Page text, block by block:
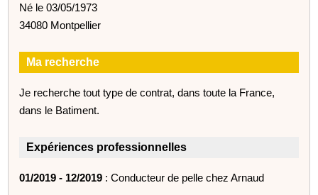
Né le 03/05/1973
34080 Montpellier
Ma recherche
Je recherche tout type de contrat, dans toute la France,
dans le Batiment.
Expériences professionnelles
01/2019 - 12/2019 : Conducteur de pelle chez Arnaud